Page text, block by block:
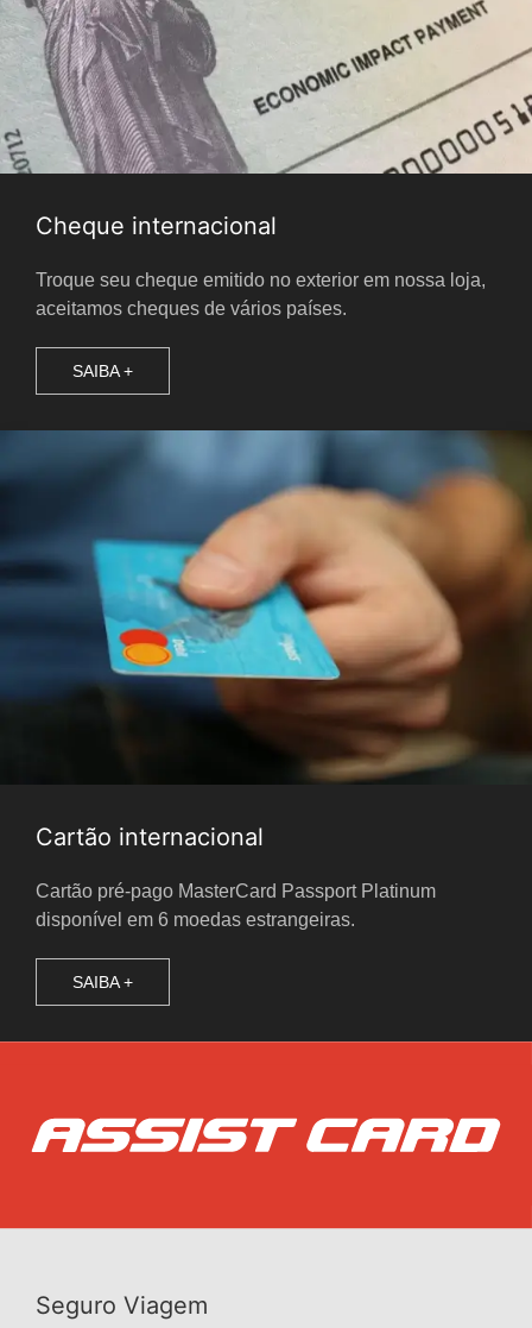
Cheque internacional
Troque seu cheque emitido no exterior em nossa loja,
aceitamos cheques de vários países.
SAIBA +
Cartão internacional
Cartão pré-pago MasterCard Passport Platinum
disponível em 6 moedas estrangeiras.
SAIBA +
Seguro Viagem